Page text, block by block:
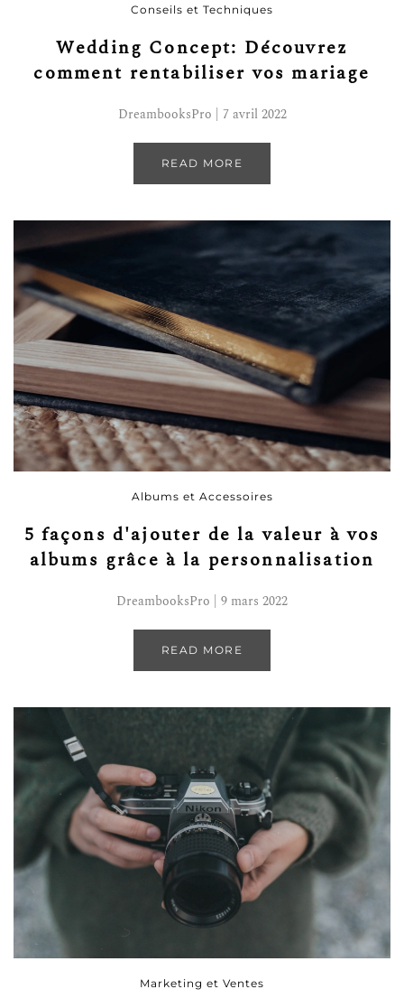
Conseils et Techniques
Wedding Concept: Découvrez
comment rentabiliser vos mariage
DreambooksPro | 7 avril 2022
READ MORE
Albums et Accessoires
5 façons d'ajouter de la valeur à vos
albums grâce à la personnalisation
DreambooksPro | 9 mars 2022
READ MORE
Marketing et Ventes